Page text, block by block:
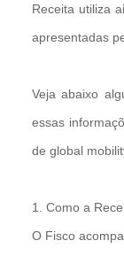
Receita utiliza
apresentadas
Veja abaixo
essas
de global
1. Como a
O Fisco